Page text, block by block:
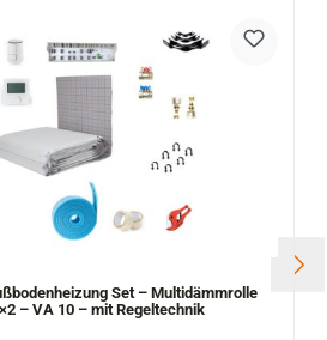
Set – Multidämmrolle
– VA 10 – mit Regeltechnik